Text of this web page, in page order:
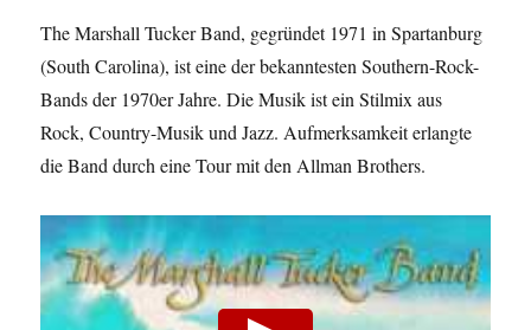
The Marshall Tucker Band, gegründet 1971 in Spartanburg
(South Carolina), ist eine der bekanntesten Southern-Rock-
Bands der 1970er Jahre. Die Musik ist ein Stilmix aus
Rock, Country-Musik und Jazz. Aufmerksamkeit erlangte
die Band durch eine Tour mit den Allman Brothers.